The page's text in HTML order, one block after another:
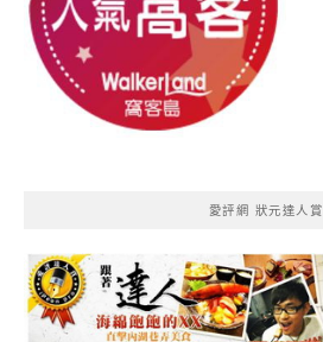
愛評網 狀元達人賞